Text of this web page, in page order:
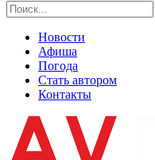
Новости
Афиша
Погода
Стать автором
Контакты